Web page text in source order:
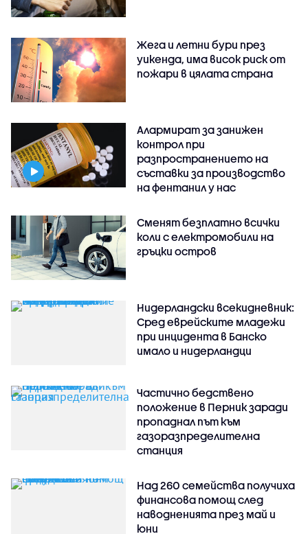
Жега и летни бури през
уикенда, има висок риск от
пожари в цялата страна
Алармират за занижен
контрол при
разпространението на
съставки за производство
на фентанил у нас
Сменят безплатно всички
коли с електромобили на
гръцки остров
Нидерландски всекидневник:
Сред еврейските младежи
при инцидента в Банско
имало и нидерландци
Частично бедствено
положение в Перник заради
пропаднал път към
газоразпределителна
станция
Над 260 семейства получиха
финансова помощ след
наводненията през май и
юни